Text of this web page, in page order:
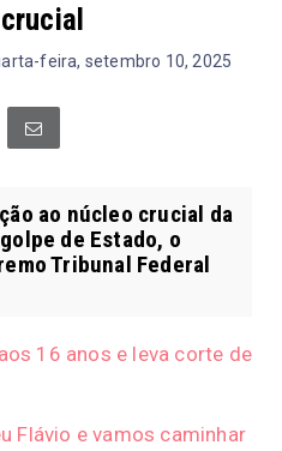
feira, setembro 10, 2025
ao núcleo crucial da
de Estado, o
Tribunal Federal
16 anos e leva corte de
Flávio e vamos caminhar